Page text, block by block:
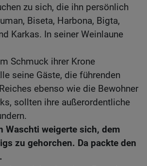
zu sich, die ihn persönlich
Biseta, Harbona, Bigta,
Karkas. In seiner Weinlaune
Schmuck ihrer Krone
seine Gäste, die führenden
ebenso wie die Bewohner
sollten ihre außerordentliche
Waschti weigerte sich, dem
zu gehorchen. Da packte den